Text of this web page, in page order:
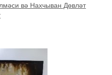
вә Нахчыван Дөвләт